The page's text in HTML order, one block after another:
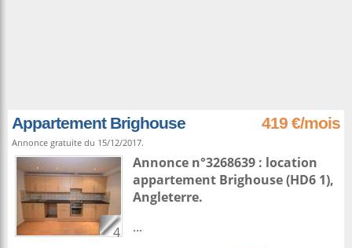
Appartement Brighouse 419 €/mois
Annonce gratuite du 15/12/2017.
4
Annonce n°3268639 : location
appartement Brighouse(HD6 1),
Angleterre.
...